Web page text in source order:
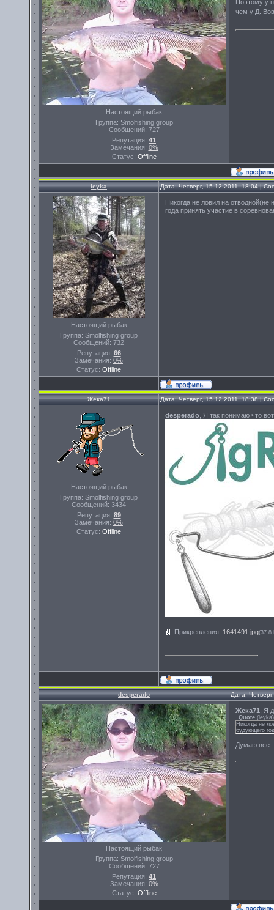
Настоящий рыбак
Группа: Smolfishing group
Сообщений: 727
Репутация: 41
Замечания: 0%
Статус: Offline
Поэтому у
чем у Д.
leyka Дата: Четверг, 15.12.2011, 18:04 |
Настоящий рыбак
Группа: Smolfishing group
Сообщений: 732
Репутация: 66
Замечания: 0%
Статус: Offline
Никогда не ловил на отводной(не
года принять участие в
Жека71 Дата: Четверг, 15.12.2011, 18:38 |
Настоящий рыбак
Группа: Smolfishing group
Сообщений: 3434
Репутация: 89
Замечания: 0%
Статус: Offline
desperado , Я так понимаю что
Прикрепления: 1641491.jpg(37.8
desperado Дата:
Настоящий рыбак
Группа: Smolfishing group
Сообщений: 727
Репутация: 41
Замечания: 0%
Статус: Offline
Жека71 , Я
Quote ( leyka)
Никогда не
будующего
Думаю все